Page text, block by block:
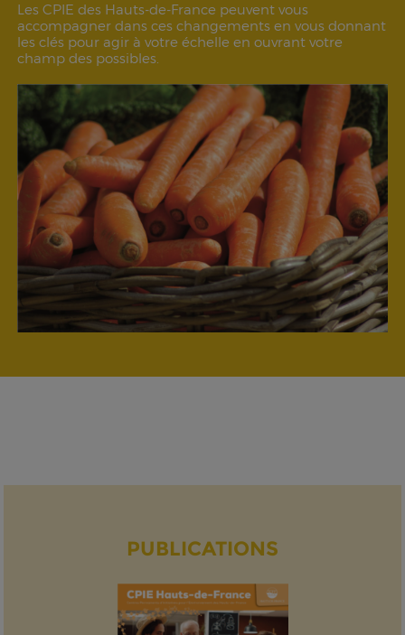
Les CPIE des Hauts-de-France peuvent vous
accompagner dans ces changements en vous donnant
les clés pour agir à votre échelle en ouvrant votre
champ des possibles.
PUBLICATIONS